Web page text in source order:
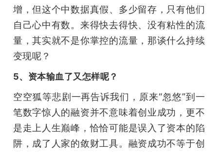
增，但这个中数据真假、多少留存，只有他们
自己心中有数。来得快去得快、没有粘性的流
量，其实就不是你掌控的流量，那谈什么持续
变现呢？
5、资本输血了又怎样呢？
空空狐等悲剧一再告诉我们，原来“忽悠”到一
笔数字惊人的融资并不意味着创业成功，更不
是走上人生巅峰，恰恰可能是误入了资本的陷
阱，成了人家的敛财工具。融资成功不等于创